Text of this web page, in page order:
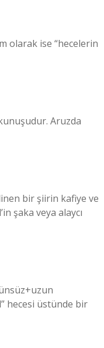
olarak ise “hecelerin
Aruzda
bir şiirin kafiye ve
şaka veya alaycı
hecesi üstünde bir